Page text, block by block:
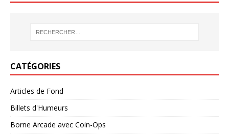
CATÉGORIES
Articles de Fond
Billets d'Humeurs
Borne Arcade avec Coin-Ops